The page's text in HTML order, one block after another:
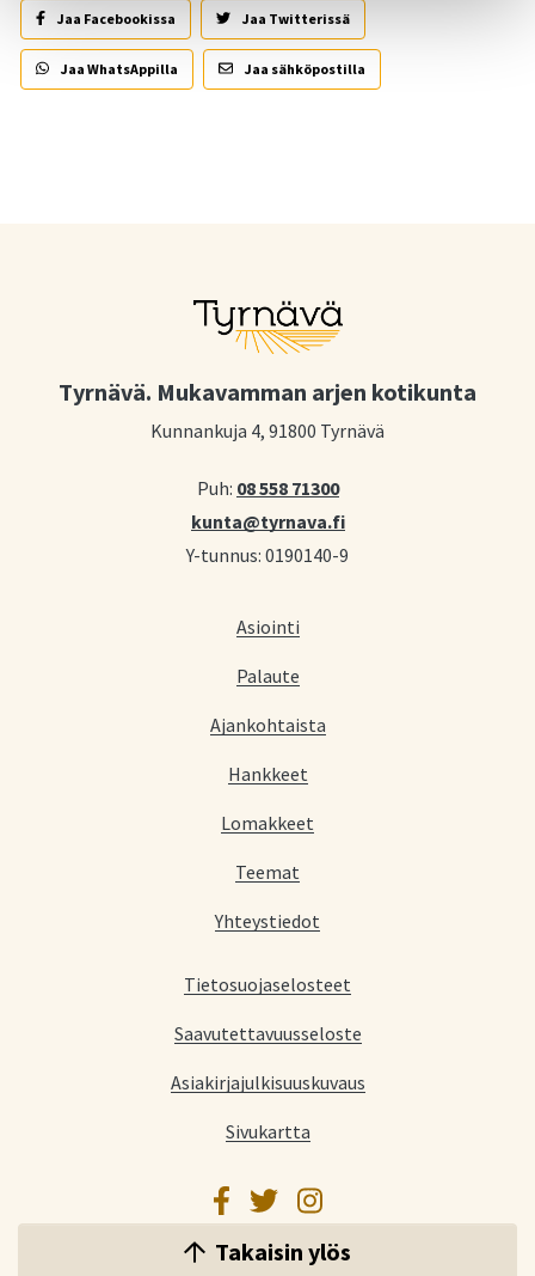
Jaa Facebookissa Jaa Twitterissä
Jaa WhatsAppilla Jaa sähköpostilla
Tyrnävä. Mukavamman arjen kotikunta
Kunnankuja 4, 91800 Tyrnävä
Puh: 08 558 71300
kunta@tyrnava.fi
Y-tunnus: 0190140-9
Asiointi
Palaute
Ajankohtaista
Hankkeet
Lomakkeet
Teemat
Yhteystiedot
Tietosuojaselosteet
Saavutettavuusseloste
Asiakirjajulkisuuskuvaus
Sivukartta
Facebook
TwitterInstagram
Takaisin ylös